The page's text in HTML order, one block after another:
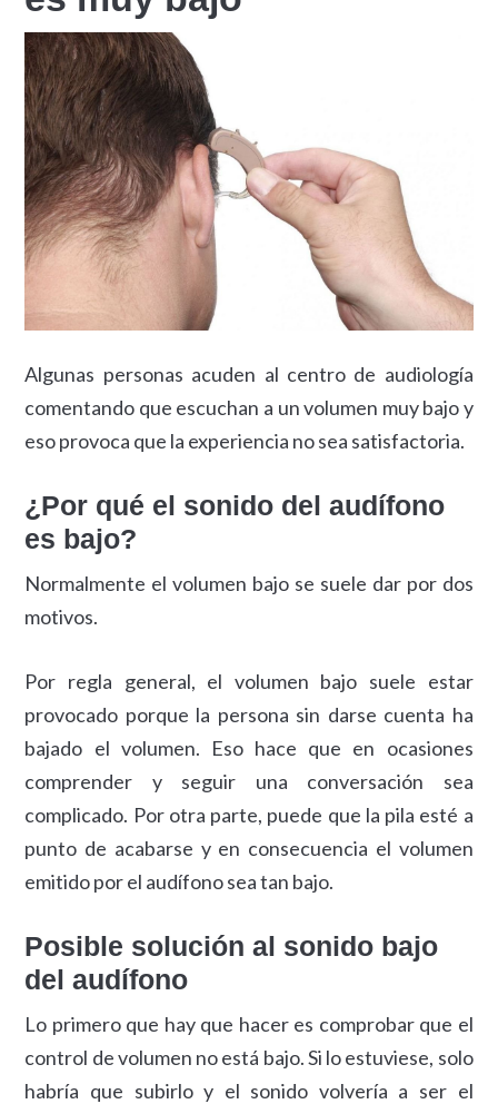
Algunas personas acuden al centro de audiología
comentando que escuchan a un volumen muy bajo y
eso provoca que la experiencia no sea satisfactoria.
¿Por qué el sonido del audífono
es bajo?
Normalmente el volumen bajo se suele dar por dos
motivos.
Por regla general, el volumen bajo suele estar
provocado porque la persona sin darse cuenta ha
bajado el volumen. Eso hace que en ocasiones
comprender y seguir una conversación sea
complicado. Por otra parte, puede que la pila esté a
punto de acabarse y en consecuencia el volumen
emitido por el audífono sea tan bajo.
Posible solución al sonido bajo
del audífono
Lo primero que hay que hacer es comprobar que el
control de volumen no está bajo. Si lo estuviese, solo
habría que subirlo y el sonido volvería a ser el